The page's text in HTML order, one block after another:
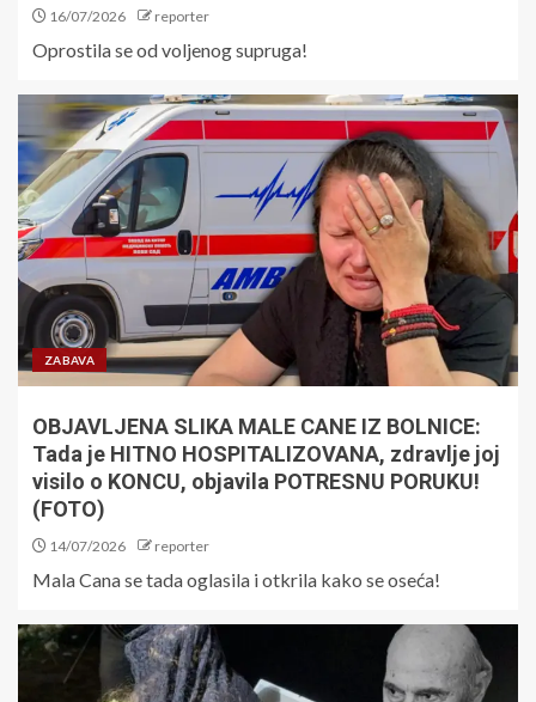
16/07/2026 reporter
Oprostila se od voljenog supruga!
ZABAVA
OBJAVLJENA SLIKA MALE CANE IZ BOLNICE:
Tada je HITNO HOSPITALIZOVANA, zdravlje joj
visilo o KONCU, objavila POTRESNU PORUKU!
(FOTO)
14/07/2026 reporter
Mala Cana se tada oglasila i otkrila kako se oseća!